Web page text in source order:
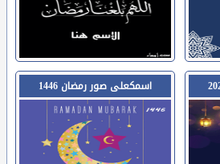
اسمكعلى صور رمضان 1446